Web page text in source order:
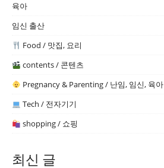
육아
임신 출산
Food / 맛집, 요리
contents / 콘텐츠
Pregnancy & Parenting / 난임, 임신, 육아
Tech / 전자기기
shopping / 쇼핑
최신 글